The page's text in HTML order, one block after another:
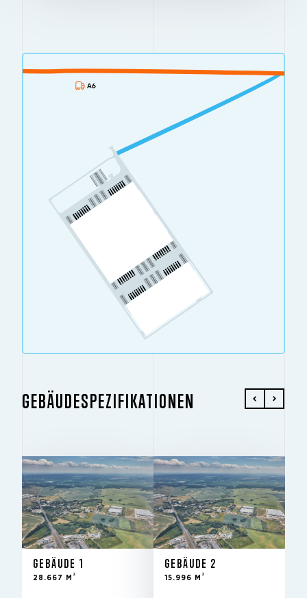
GEBÄUDESPEZIFIKATIONEN
GEBÄUDE 1
28.667 M
2
GEBÄUDE 1
28.667 M
2
GEBÄUDE 2
15.996 M
2
GEBÄUDE 2
15.996 M
2